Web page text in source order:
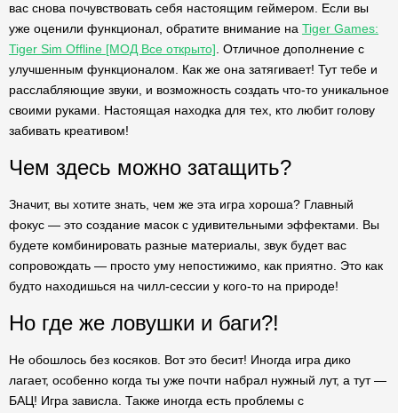
вас снова почувствовать себя настоящим геймером. Если вы
уже оценили функционал, обратите внимание на Tiger Games:
Tiger Sim Offline [МОД Все открыто] . Отличное дополнение с
улучшенным функционалом. Как же она затягивает! Тут тебе и
расслабляющие звуки, и возможность создать что-то уникальное
своими руками. Настоящая находка для тех, кто любит голову
забивать креативом!
Чем здесь можно затащить?
Значит, вы хотите знать, чем же эта игра хороша? Главный
фокус — это создание масок с удивительными эффектами. Вы
будете комбинировать разные материалы, звук будет вас
сопровождать — просто уму непостижимо, как приятно. Это как
будто находишься на чилл-сессии у кого-то на природе!
Но где же ловушки и баги?!
Не обошлось без косяков. Вот это бесит! Иногда игра дико
лагает, особенно когда ты уже почти набрал нужный лут, а тут —
БАЦ! Игра зависла. Также иногда есть проблемы с